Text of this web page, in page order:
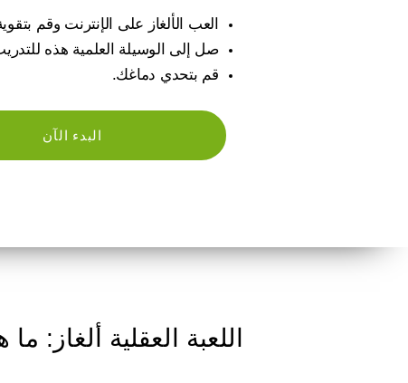
العب الألغاز على الإنترنت وقم
صل إلى الوسيلة العلمية هذه
قم بتحدي دماغك.
البدء الآن
اللعبة العقلية ألغاز: